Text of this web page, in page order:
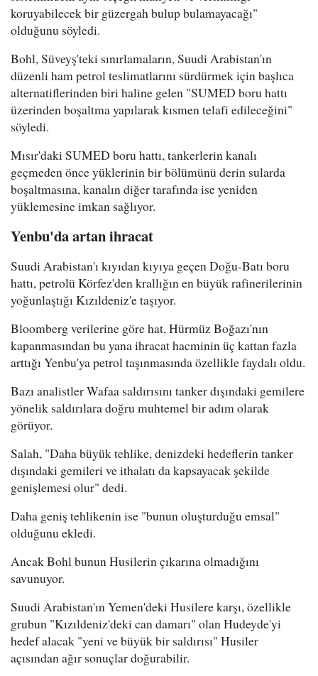
koruyabilecek bir güzergah bulup bulamayacağı"
olduğunu söyledi.
Bohl, Süveyş'teki sınırlamaların, Suudi Arabistan'ın
düzenli ham petrol teslimatlarını sürdürmek için başlıca
alternatiflerinden biri haline gelen "SUMED boru hattı
üzerinden boşaltma yapılarak kısmen telafi edileceğini"
söyledi.
Mısır'daki SUMED boru hattı, tankerlerin kanalı
geçmeden önce yüklerinin bir bölümünü derin sularda
boşaltmasına, kanalın diğer tarafında ise yeniden
yüklemesine imkan sağlıyor.
Yenbu'da artan ihracat
Suudi Arabistan'ı kıyıdan kıyıya geçen Doğu-Batı boru
hattı, petrolü Körfez'den krallığın en büyük rafinerilerinin
yoğunlaştığı Kızıldeniz'e taşıyor.
Bloomberg verilerine göre hat, Hürmüz Boğazı'nın
kapanmasından bu yana ihracat hacminin üç kattan fazla
arttığı Yenbu'ya petrol taşınmasında özellikle faydalı oldu.
Bazı analistler Wafaa saldırısını tanker dışındaki gemilere
yönelik saldırılara doğru muhtemel bir adım olarak
görüyor.
Salah, "Daha büyük tehlike, denizdeki hedeflerin tanker
dışındaki gemileri ve ithalatı da kapsayacak şekilde
genişlemesi olur" dedi.
Daha geniş tehlikenin ise "bunun oluşturduğu emsal"
olduğunu ekledi.
Ancak Bohl bunun Husilerin çıkarına olmadığını
savunuyor.
Suudi Arabistan'ın Yemen'deki Husilere karşı, özellikle
grubun "Kızıldeniz'deki can damarı" olan Hudeyde'yi
hedef alacak "yeni ve büyük bir saldırısı" Husiler
açısından ağır sonuçlar doğurabilir.